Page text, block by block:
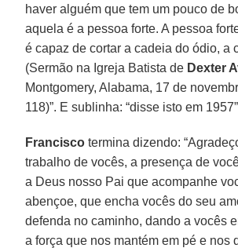
haver alguém que tem um pouco de
aquela é a pessoa forte. A pessoa
é capaz de cortar a cadeia do ódio, a
(Sermão na Igreja Batista de Dexter
Montgomery, Alabama, 17 de
118)”. E sublinha: “disse isto em
Francisco termina dizendo:
trabalho de vocês, a presença de
a Deus nosso Pai que acompanhe
abençoe, que encha vocês do seu
defenda no caminho, dando a vocês
a força que nos mantém em pé e nos